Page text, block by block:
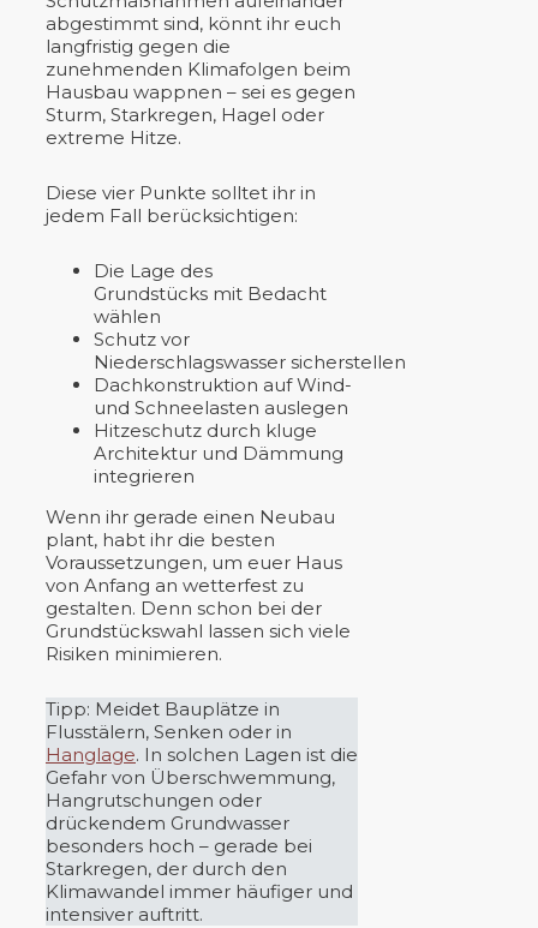
abgestimmt sind, könnt ihr euch
langfristig gegen die
zunehmenden Klimafolgen beim
Hausbau wappnen – sei es gegen
Sturm, Starkregen, Hagel oder
extreme Hitze.
Diese vier Punkte solltet ihr in
jedem Fall berücksichtigen:
Die Lage des
Grundstücks mit Bedacht
wählen
Schutz vor
Niederschlagswasser sicherstellen
Dachkonstruktion auf Wind-
und Schneelasten auslegen
Hitzeschutz durch kluge
Architektur und Dämmung
integrieren
Wenn ihr gerade einen Neubau
plant, habt ihr die besten
Voraussetzungen, um euer Haus
von Anfang an wetterfest zu
gestalten. Denn schon bei der
Grundstückswahl lassen sich viele
Risiken minimieren.
Tipp: Meidet Bauplätze in
Flusstälern, Senken oder in
Hanglage. In solchen Lagen ist die
Gefahr von Überschwemmung,
Hangrutschungen oder
drückendem Grundwasser
besonders hoch – gerade bei
Starkregen, der durch den
Klimawandel immer häufiger und
intensiver auftritt.